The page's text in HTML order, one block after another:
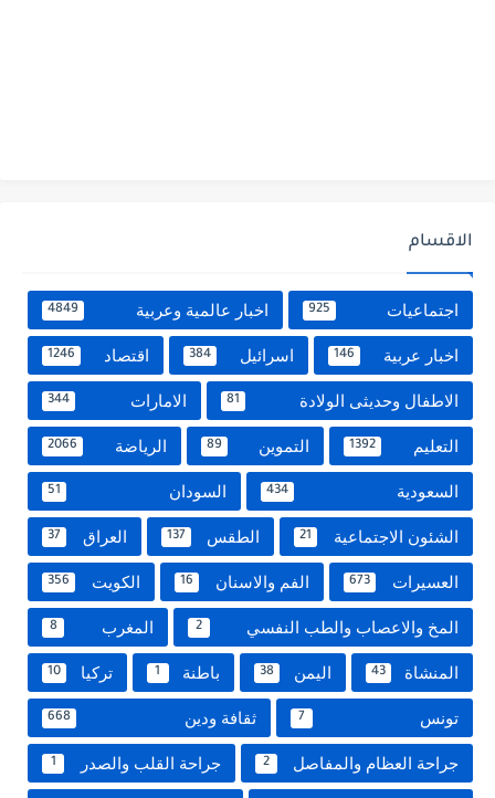
الاقسام
اجتماعيات 925 اخبار عالمية وعربية 4849
اخبار عربية 146 اسرائيل 384 اقتصاد 1246
الاطفال وحديثى الولادة 81 الامارات 344
التعليم 1392 التموين 89 الرياضة 2066
السعودية 434 السودان 51
الشئون الاجتماعية 21 الطقس 137 العراق 37
العسيرات 673 الفم والاسنان 16 الكويت 356
المخ والاعصاب والطب النفسي 2 المغرب 8
المنشاة 43 اليمن 38 باطنة 1 تركيا 10
تونس 7 ثقافة ودين 668
جراحة العظام والمفاصل 2 جراحة القلب والصدر 1